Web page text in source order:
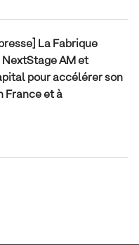
La Fabrique
AM et
pour accélérer son
France et à